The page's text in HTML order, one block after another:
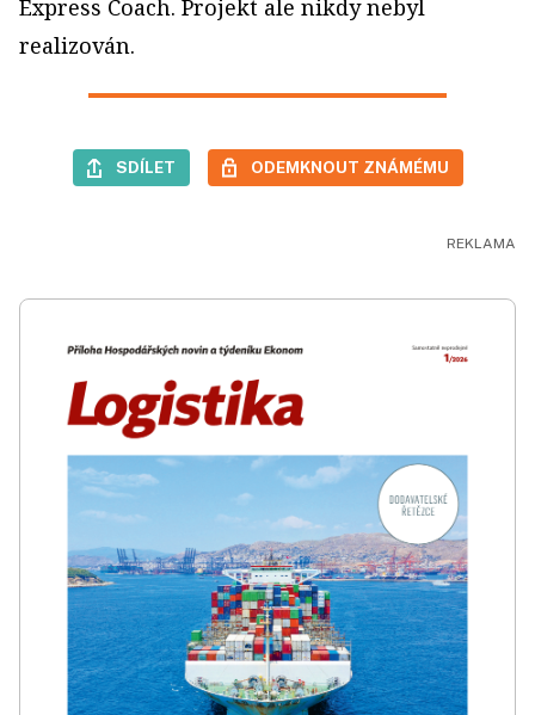
Express Coach. Projekt ale nikdy nebyl
realizován.
SDÍLET ODEMKNOUT ZNÁMÉMU